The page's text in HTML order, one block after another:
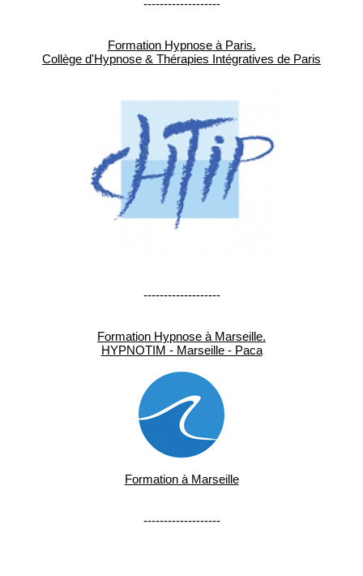
-------------------
Formation Hypnose à Paris.
Collège d'Hypnose & Thérapies Intégratives de Paris
-------------------
Formation Hypnose à Marseille.
HYPNOTIM - Marseille - Paca
Formation à Marseille
-------------------